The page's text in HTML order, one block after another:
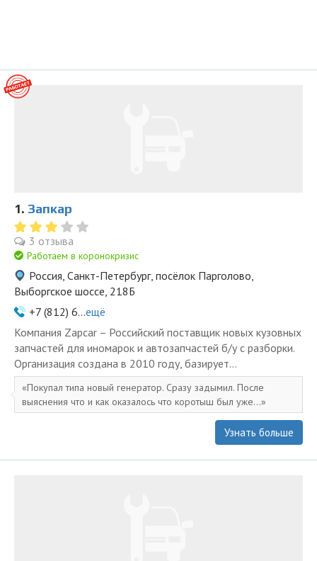
1. Запкар
3 отзыва
Работаем в коронокризис
Россия, Санкт-Петербург, посёлок Парголово,
Выборгское шоссе, 218Б
+7 (812) 6...ещё
Компания Zapcar – Российский поставщик новых кузовных
запчастей для иномарок и автозапчастей б/у с разборки.
Организация создана в 2010 году, базирует...
Покупал типа новый генератор. Сразу задымил. После
выяснения что и как оказалось что коротыш был уже...
Узнать больше